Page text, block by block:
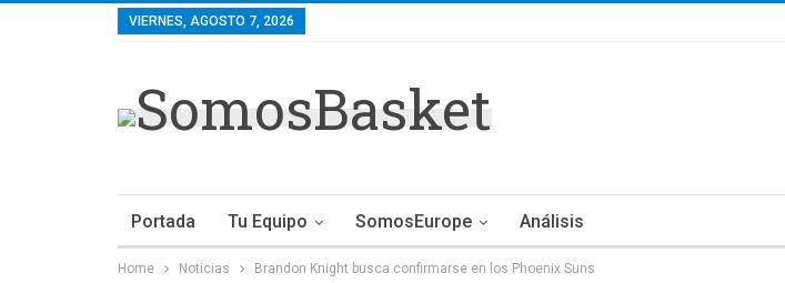
VIERNES, AGOSTO 7, 2026
Portada Tu Equipo SomosEurope Análisis
Home Noticias Brandon Knight busca confirmarse en los Phoenix Suns